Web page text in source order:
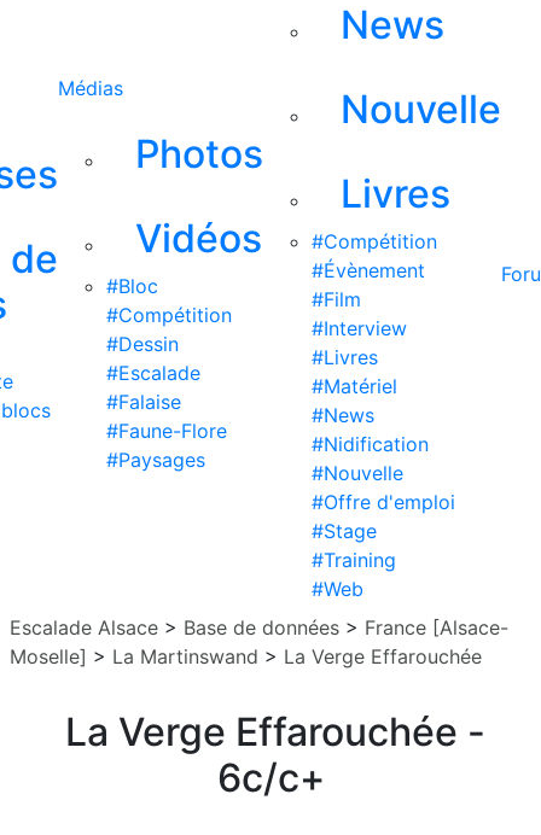
de
Médias
Photos
Vidéos
#Bloc
#Compétition
#Dessin
#Escalade
#Falaise
#Faune-Flore
#Paysages
News
Nouvelle
Livres
#Compétition
#Évènement
#Film
#Interview
#Livres
#Matériel
#News
#Nidification
#Nouvelle
#Offre d'emploi
#Stage
#Training
#Web
Escalade Alsace > Base de données > France [Alsace-
Moselle] > La Martinswand > La Verge Effarouchée
La Verge Effarouchée -
6c/c+